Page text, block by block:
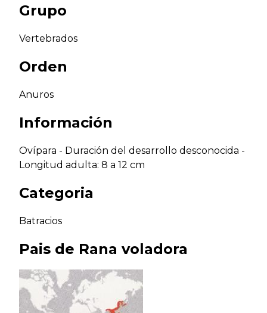
Grupo
Vertebrados
Orden
Anuros
Información
Ovípara - Duración del desarrollo desconocida -
Longitud adulta: 8 a 12 cm
Categoria
Batracios
Pais de Rana voladora